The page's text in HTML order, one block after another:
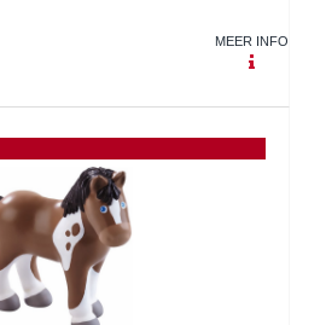
MEER INFO